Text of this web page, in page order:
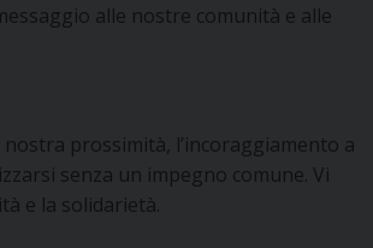
alle nostre comunità e alle
prossimità, l’incoraggiamento a
senza un impegno comune. Vi
e la solidarietà.